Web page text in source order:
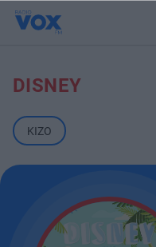
DISNEY
KIZO